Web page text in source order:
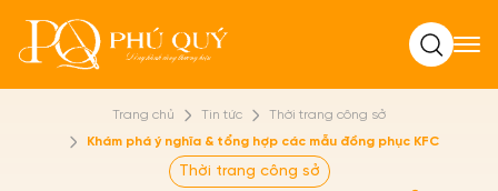
Tìm kiếm
Trang chủ Tin tức
Thời trang công sở
Khám phá ý nghĩa & tổng hợp các mẫu đồng phục KFC
Thời trang công sở